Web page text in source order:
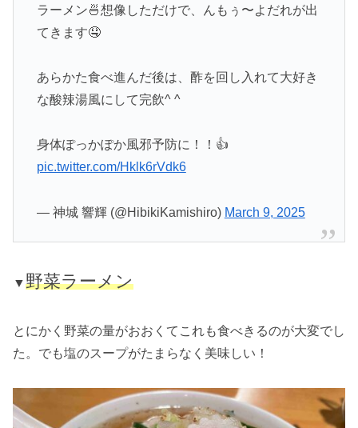
ラーメン🍜想像しただけで、んもぅ〜よだれが出
てきます🤤
あらかた食べ進んだ後は、酢を回し入れて大好き
な酸辣湯風にして完飲^ ^
身体ぽっかぽか風邪予防に！！👍
pic.twitter.com/Hklk6rVdk6
— 神城 響輝 (@HibikiKamishiro) March 9, 2025
▼野菜ラーメン
とにかく野菜の量がおおくてこれも食べきるのが大変でし
た。でも塩のスープがたまらなく美味しい！